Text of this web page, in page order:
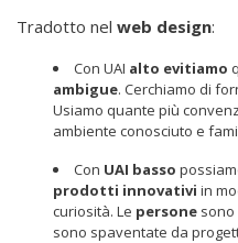
Tradotto nel web design:
Con UAI alto evitiamo
ambigue. Cerchiamo di
Usiamo quante più
ambiente conosciuto e
Con UAI basso
prodotti innovativi in
curiosità. Le personesono
sono spaventate da